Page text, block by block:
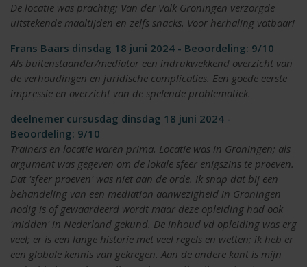
De locatie was prachtig; Van der Valk Groningen verzorgde
uitstekende maaltijden en zelfs snacks. Voor herhaling vatbaar!
Frans Baars dinsdag 18 juni 2024 - Beoordeling: 9/10
Als buitenstaander/mediator een indrukwekkend overzicht van
de verhoudingen en juridische complicaties. Een goede eerste
impressie en overzicht van de spelende problematiek.
deelnemer cursusdag dinsdag 18 juni 2024 -
Beoordeling: 9/10
Trainers en locatie waren prima. Locatie was in Groningen; als
argument was gegeven om de lokale sfeer enigszins te proeven.
Dat 'sfeer proeven' was niet aan de orde. Ik snap dat bij een
behandeling van een mediation aanwezigheid in Groningen
nodig is of gewaardeerd wordt maar deze opleiding had ook
'midden' in Nederland gekund. De inhoud vd opleiding was erg
veel; er is een lange historie met veel regels en wetten; ik heb er
een globale kennis van gekregen. Aan de andere kant is mijn